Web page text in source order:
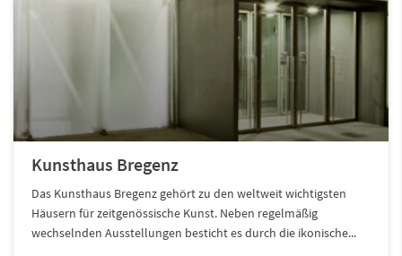
Kunsthaus Bregenz
Das Kunsthaus Bregenz gehört zu den weltweit wichtigsten
Häusern für zeitgenössische Kunst. Neben regelmäßig
wechselnden Ausstellungen besticht es durch die ikonische...